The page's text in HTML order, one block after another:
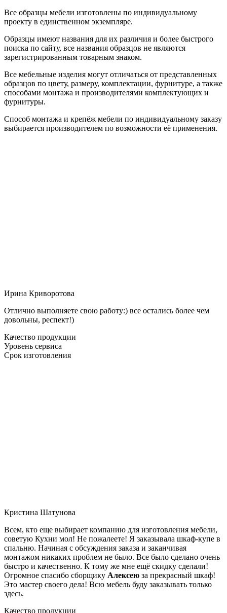
Все образцы мебели изготовлены по индивидуальному
проекту в единственном экземпляре.
Образцы имеют названия для их различия и более быстрого
поиска по сайту, все названия образцов не являются
зарегистрированным товарным знаком.
Все мебельные изделия могут отличаться от представленных
образцов по цвету, размеру, комплектации, фурнитуре, а также
способами монтажа и производителями комплектующих и
фурнитуры.
Способ монтажа и крепёж мебели по индивидуальному заказу
выбирается производителем по возможности её применения.
Ирина Криворотова
Отлично выполняете свою работу:) все остались более чем
довольны, респект!)
Качество продукции
Уровень сервиса
Срок изготовления
Кристина Шатунова
Всем, кто еще выбирает компанию для изготовления мебели,
советую Кухни мол! Не пожалеете! Я заказывала шкаф-купе в
спальню. Начиная с обсуждения заказа и заканчивая
монтажом никаких проблем не было. Все было сделано очень
быстро и качественно. К тому же мне ещё скидку сделали!
Огромное спасибо сборщику Алексею за прекрасный шкаф!
Это мастер своего дела! Всю мебель буду заказывать только
здесь.
Качество продукции